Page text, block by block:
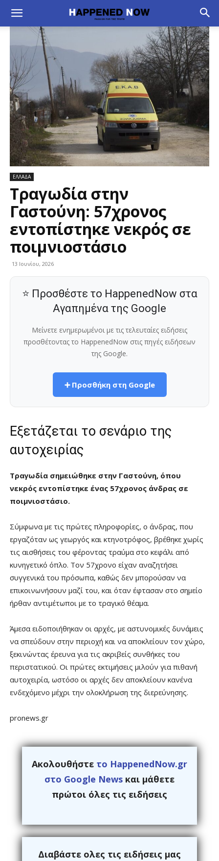
ΕΛΛΑΔΑ
Τραγωδία στην
Γαστούνη: 57χρονος
εντοπίστηκε νεκρός σε
ποιμνιοστάσιο
13 Ιουνίου, 2026
⭐ Προσθέστε το HappenedNow στα
Αγαπημένα της Google
Μείνετε ενημερωμένοι με τις τελευταίες ειδήσεις
προσθέτοντας το HappenedNow στις πηγές ειδήσεων
της Google.
➕ Προσθήκη στη Google
Εξετάζεται το σενάριο της
αυτοχειρίας
Τραγωδία σημειώθηκε στην Γαστούνη, όπου
νεκρός εντοπίστηκε ένας 57χρονος άνδρας σε
ποιμνιοστάσιο.
Σύμφωνα με τις πρώτες πληροφορίες, ο άνδρας, που
εργαζόταν ως γεωργός και κτηνοτρόφος, βρέθηκε χωρίς
τις αισθήσεις του φέροντας τραύμα στο κεφάλι από
κυνηγετικό όπλο. Τον 57χρονο είχαν αναζητήσει
συγγενικά του πρόσωπα, καθώς δεν μπορούσαν να
επικοινωνήσουν μαζί του, και όταν έφτασαν στο σημείο
ήρθαν αντιμέτωποι με το τραγικό θέαμα.
Άμεσα ειδοποιήθηκαν οι αρχές, με αστυνομικές δυνάμεις
να σπεύδουν στην περιοχή και να αποκλείουν τον χώρο,
ξεκινώντας έρευνα για τις ακριβείς συνθήκες του
περιστατικού. Οι πρώτες εκτιμήσεις μιλούν για πιθανή
αυτοχειρία, ωστόσο οι αρχές δεν αποκλείουν κανένα
ενδεχόμενο μέχρι την ολοκλήρωση της διερεύνησης.
pronews.gr
Ακολουθήστε το HappenedNow.gr
στο Google News και μάθετε
πρώτοι όλες τις ειδήσεις
Διαβάστε ολες τις ειδήσεις μας